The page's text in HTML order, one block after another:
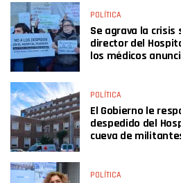
POLÍTICA
Se agrava la
director del
los médicos
POLÍTICA
El Gobierno le
despedido del
cueva de
POLÍTICA